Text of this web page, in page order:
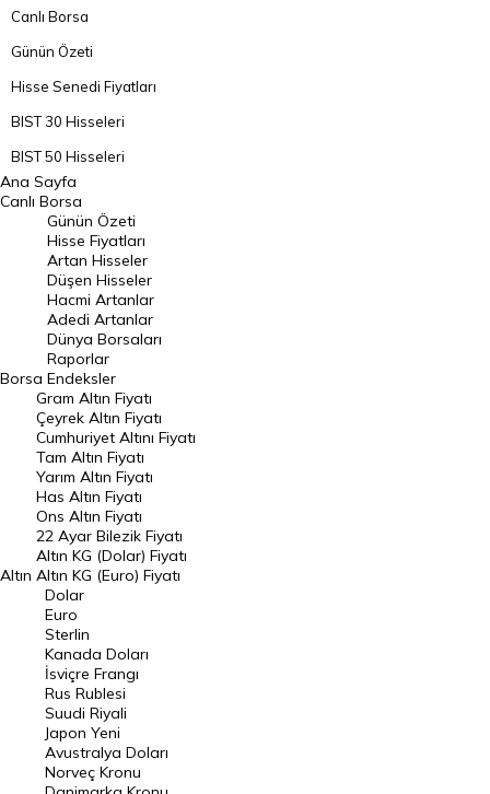
Canlı Borsa
Günün Özeti
Hisse Senedi Fiyatları
BIST 30 Hisseleri
BIST 50 Hisseleri
BIST 100 Hisseleri
En Çok Artan Hisseler
En Çok Düşen Hisseler
Hacmi Artanlar
Geçmiş Kapanışlar
Dünya Borsaları
Raporlar
Endeksler
DÖVİZ
Döviz Kuru
Dolar Kuru
Euro Kuru
Pound Kuru
Frank Kuru
Riyal Kuru
Avustralya Doları
Danimarka Kronu Kuru
Ana Sayfa
Canlı Borsa
Borsa
Günün Özeti
Hisse Fiyatları
Artan Hisseler
Düşen Hisseler
Hacmi Artanlar
Adedi Artanlar
Dünya Borsaları
Raporlar
Endeksler
Altın
Gram Altın Fiyatı
Çeyrek Altın Fiyatı
Cumhuriyet Altını Fiyatı
Tam Altın Fiyatı
Yarım Altın Fiyatı
Has Altın Fiyatı
Ons Altın Fiyatı
22 Ayar Bilezik Fiyatı
Altın KG (Dolar) Fiyatı
Altın KG (Euro) Fiyatı
Dolar
Euro
Sterlin
Kanada Doları
İsviçre Frangı
Rus Rublesi
Suudi Riyali
Japon Yeni
Avustralya Doları
Norveç Kronu